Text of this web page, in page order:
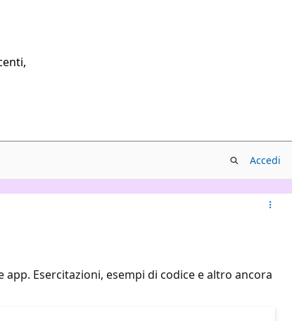
Accedi
Esercitazioni, esempi di codice e altro ancora